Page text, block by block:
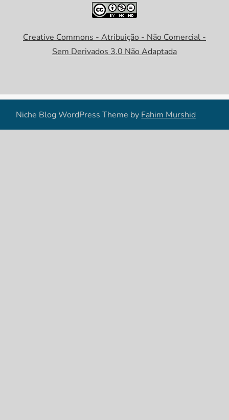
Creative Commons - Atribuição - Não Comercial -
Sem Derivados 3.0 Não Adaptada
Niche Blog WordPress Theme by Fahim Murshid